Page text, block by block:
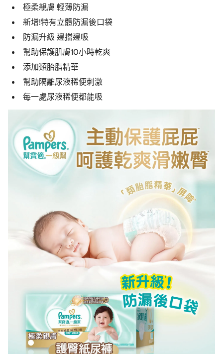
極柔親膚 輕薄防漏
新增!特有立體防漏後口袋
防漏升級 邊擋邊吸
幫助保護肌膚10小時乾爽
添加類胎脂精華
幫助隔離尿液稀便刺激
每一處尿液稀便都能吸